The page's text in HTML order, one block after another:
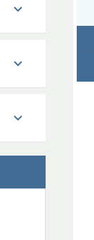
expand_more
expand_more
expand_more